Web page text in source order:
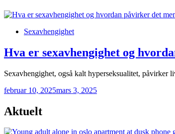
Posted Sexavhengighet
Hva er sexavhengighet og
Sexavhengighet, også kalt hyperseksualitet, påvirker
februar 10, 2025mars 3, 2025
Aktuelt